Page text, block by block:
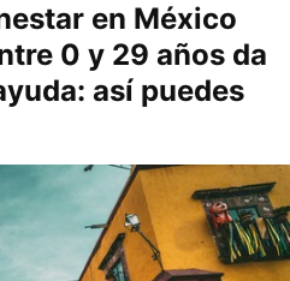
en México
0 y 29 años da
así puedes